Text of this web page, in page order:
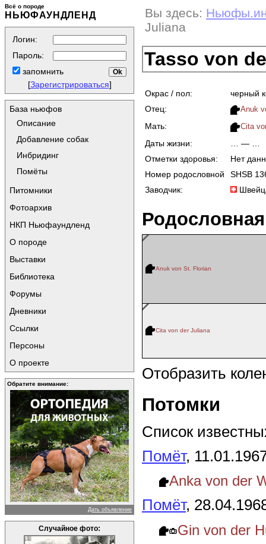
Всё о породе
НЬЮФАУНДЛЕНД
Логин:
Пароль:
запомнить
[Зарегистрироваться]
База ньюфов
Описание
Добавление собак
Инбридинг
Помёты
Питомники
Фотоархив
НКП Ньюфаундленд
О породе
Выставки
Библиотека
Форумы
Дневники
Ссылки
Персоны
О проекте
Обратите внимание:
Дать объявление
Случайное фото:
Вы здесь:
Juliana
Tasso von
Окрас / пол:
черный
Отец:
Anuk
Мать: Cita
Даты жизни:
… — …
Отметки здоровья:
Нет
Номер родословной
SHSB
Заводчик:
Родословная
Anuk von St. Florian
Cita von der Juliana
Отобразить
Потомки
Список
Помёт,
Anka von der
Помёт,
Gin von der